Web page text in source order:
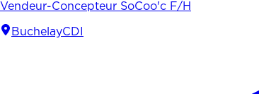
Vendeur-Concepteur SoCoo'c F/H
BuchelayCDI